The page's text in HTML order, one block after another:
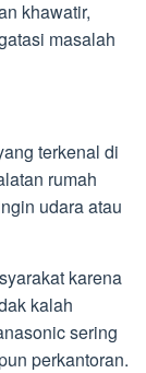
khawatir,
masalah
terkenal di
rumah
udara atau
karena
kalah
sering
perkantoran.